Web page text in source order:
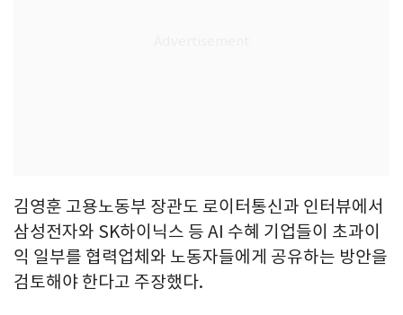
김영훈 고용노동부 장관도 로이터통신과 인터뷰에서
삼성전자와 SK하이닉스 등 AI 수혜 기업들이 초과이
익 일부를 협력업체와 노동자들에게 공유하는 방안을
검토해야 한다고 주장했다.